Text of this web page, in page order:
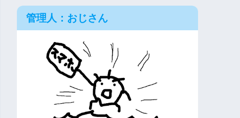
管理人：おじさん